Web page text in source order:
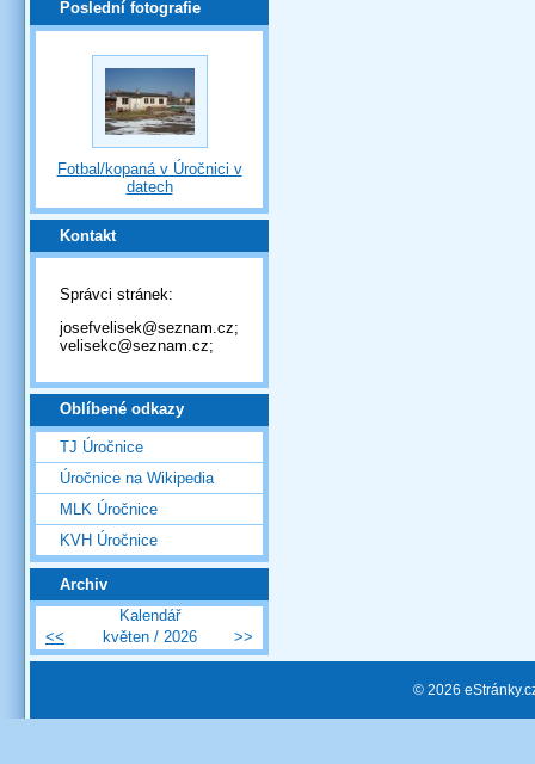
Poslední fotografie
Fotbal/kopaná v Úročnici v
datech
Kontakt
Správci stránek:
josefvelisek@seznam.cz;
velisekc@seznam.cz;
Oblíbené odkazy
TJ Úročnice
Úročnice na Wikipedia
MLK Úročnice
KVH Úročnice
Archiv
Kalendář
<<
květen / 2026 >>
© 2026